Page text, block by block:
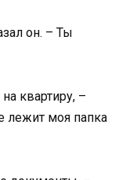
он. – Ты
квартиру, –
лежит моя папка